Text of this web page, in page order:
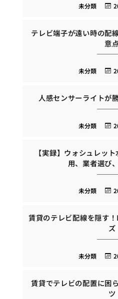
未分類
テレビ端子が遠い時の配
意点
未分類
人感センサーライトが
未分類
【実録】ウォシュレッ
用、業者選び
未分類
賃貸のテレビ配線を隠す
ズ
未分類
賃貸でテレビの配置に困
ツ